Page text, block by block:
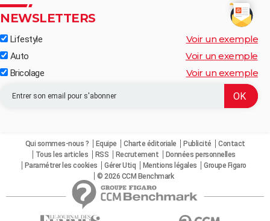
NEWSLETTERS
Lifestyle Voir un exemple
Auto Voir un exemple
Bricolage Voir un exemple
Qui sommes-nous ? Equipe Charte éditoriale Publicité
Contact
Tous les articles
RSS Recrutement
Données personnelles
Paramétrer les cookies
Gérer Utiq Mentions légales
Groupe Figaro
© 2026 CCM Benchmark